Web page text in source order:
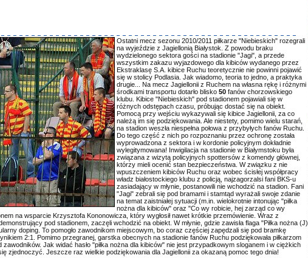
Ostatni mecz sezonu 2010/2011 piłkarze "Niebieskich" rozegrali
na wyjeździe z Jagiellonią Białystok. Z powodu braku
wydzielonego sektora gości na stadionie "Jagi", a przede
wszystkim zakazu wyjazdowego dla kibiców wydanego przez
Ekstraklasę S.A. kibice Ruchu teoretycznie nie powinni pojawić
się w stolicy Podlasia. Jak wiadomo, teoria to jedno, a praktyka
drugie... Na mecz Jagiellonii z Ruchem na własna rękę i różnymi
środkami transportu dotarło blisko 50fanów chorzowskiego
klubu. Kibice "Niebieskich" pod stadionem pojawiali się w
różnych odstępach czasu, próbując dostać się na obiekt.
Pomocą przy wejściu wykazywali się kibice Jagiellonii, za co
należą im się podziękowania. Ale niestety, pomimo wielu starań,
na stadion weszła niespełna połowa z przybyłych fanów Ruchu.
Do tego część z nich po rozpoznaniu przez ochronę została
wyprowadzona z sektora i w kordonie policyjnym dokładnie
wylegitymowana! Inwigilacja na stadionie w Białymstoku była
związana z wizytą policyjnych spottersów z komendy głównej,
którzy mieli ocenić stan bezpieczeństwa. W związku z nie
wpuszczeniem kibiców Ruchu oraz wobec ścisłej współpracy
władz białostockiego klubu z policją, najzagorzalsi fani BKS-u
zasiadający w młynie, postanowili nie wchodzić na stadion. Fani
"Jagi" zebrali się pod bramami i stamtąd wyrażali swoje zdanie
na temat zaistniałej sytuacji (m.in. wielokrotnie intonując "piłka
nożna dla kibiców" oraz "Co wy robicie, hej zarząd co wy
na wsparcie Krzysztofa Kononowicza, który wygłosił nawet krótkie przemówienie. Wraz z
pod stadionem, zaczęli wchodzić na obiekt. W młynie, gdzie zawisła flaga "Piłka nożna (J)
doping. To pomogło zawodnikom miejscowym, bo coraz częściej zapędzali się pod bramkę
2:1. Pomimo przegranej, garstka obecnych na stadionie fanów Ruchu podziękowała piłkarzom
Jak widać hasło "piłka nożna dla kibiców" nie jest przypadkowym sloganem i w ciężkich
zjednoczyć. Jeszcze raz wielkie podziękowania dla Jagiellonii za okazaną pomoc tego dnia!